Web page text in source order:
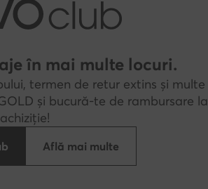
în mai multe locuri.
termen de retur extins și multe
și bucură-te de rambursare la
Află mai multe